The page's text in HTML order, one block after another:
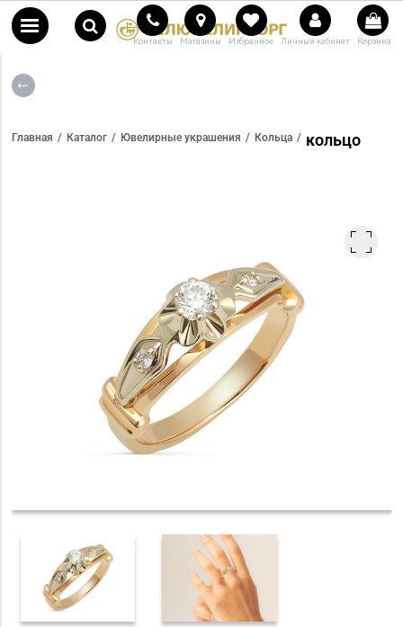
Контакты Магазины Избранное Личный кабинет Корзина
Главная Каталог Ювелирные украшения Кольца кольцо